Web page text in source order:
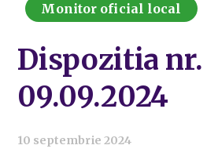
Monitor oficial local
Dispozitia
09.09.2024
10 septembrie 2024